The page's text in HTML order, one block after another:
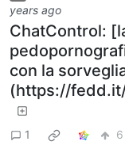
years ago
ChatControl:
con la
(https://
1 6